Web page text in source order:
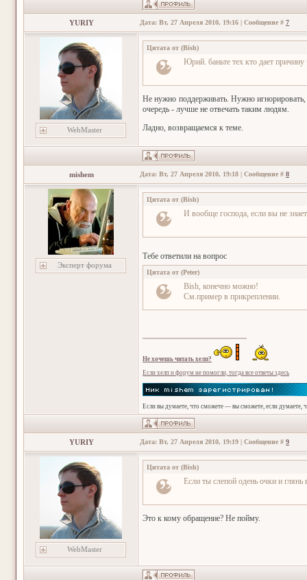
YURIY Дата: Вт, 27 Апреля 2010, 19:16 | Сообщение # 7
WebMaster
Цитата от (Bish)
Юрий. баньте тех кто дает
Не нужно поддерживать. Нужно игнорировать,
очередь - лучше не отвечать таким людям.
Ладно, возвращаемся к теме.
mishem Дата: Вт, 27 Апреля 2010, 19:18 | Сообщение # 8
Эксперт форума
Цитата от (Bish)
И вообще господа, если вы не
Тебе ответили на вопрос
Цитата от (Peter)
Bish, конечно можно!
См.пример в прикреплении.
Не хочешь читать хелп?
Если хелп и форум не помогли, тогда все ответы здесь
Если вы думаете, что сможете — вы сможете, если думаете,
YURIY Дата: Вт, 27 Апреля 2010, 19:19 | Сообщение # 9
WebMaster
Цитата от (Bish)
Если ты слепой одень очки и
Это к кому обращение? Не пойму.